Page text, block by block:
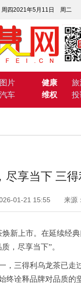
四2021年5月11日 周二
图片
汽车
健康 旅
维权
投
尽享当下 三
01-21 15:55 来源
焕新上市。在延续经
，尽享当下”。
，三得利乌龙茶已走
终诠释品牌对品质的